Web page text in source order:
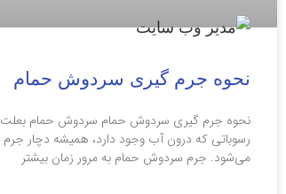
نحوه جرم گیری سردوش حمام
نحوه جرم گیری سردوش حمام سردوش حمام بعلت
رسوباتی که درون آب وجود دارد، همیشه دچار جرم
می‌شود. جرم سردوش حمام به مرور زمان بیشتر